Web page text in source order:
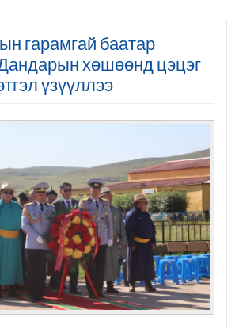
гарамгай баатар
хөшөөнд цэцэг
үзүүллээ